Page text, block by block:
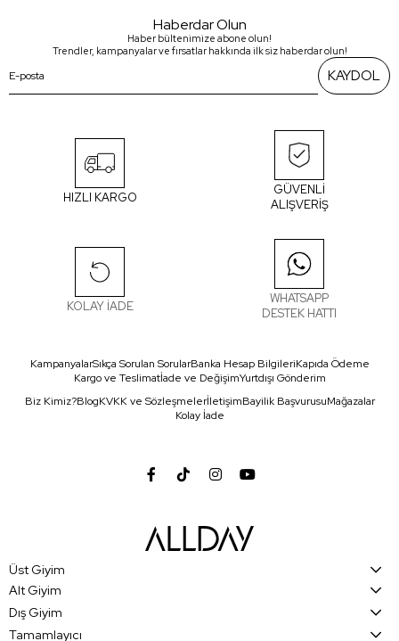
Haberdar Olun
Haber bültenimize abone olun!
Trendler, kampanyalar ve fırsatlar hakkında ilk siz haberdar olun!
KAYDOL
HIZLI KARGO
GÜVENLİ
ALIŞVERİŞ
KOLAY İADE
WHATSAPP
DESTEK HATTI
KampanyalarSıkça Sorulan SorularBanka Hesap BilgileriKapıda Ödeme
Kargo ve Teslimatİade ve DeğişimYurtdışı Gönderim
Biz Kimiz?BlogKVKK ve SözleşmelerİletişimBayilik BaşvurusuMağazalar
Kolay İade
Üst Giyim
Alt Giyim
Dış Giyim
Tamamlayıcı